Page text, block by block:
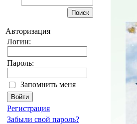
Авторизация
Логин:
Пароль:
Запомнить меня
Регистрация
Забыли свой пароль?